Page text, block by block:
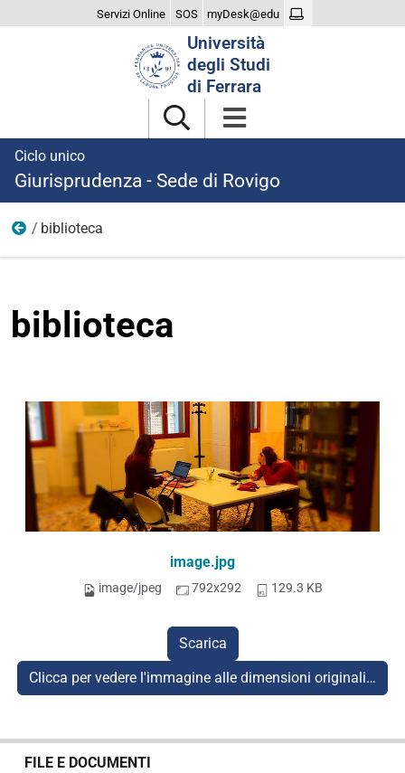
Servizi Online SOS myDesk@edu
Università
degli Studi
di Ferrara
Ciclo unico
Giurisprudenza - Sede di Rovigo
File e documenti
biblioteca
biblioteca
image.jpg
image/jpeg 792x292 129.3 KB
Scarica
Clicca per vedere l'immagine alle dimensioni originali…
FILE E DOCUMENTI